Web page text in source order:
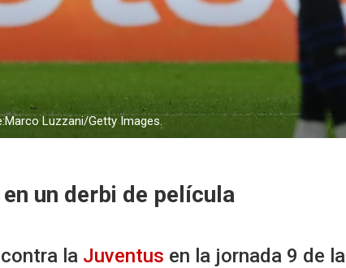
Luzzani/Getty Images.
un derbi de película
contra la Juventus en la jornada 9 de la